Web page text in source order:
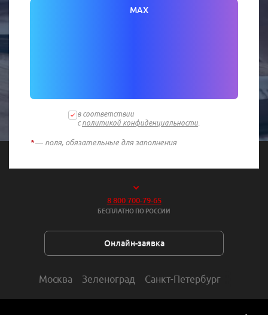
MAX
в соответствии
с политикой конфиденциальности
*— поля, обязательные для заполнения
8 800 700-79-65
БЕСПЛАТНО ПО РОССИИ
Онлайн-заявка
Москва Зеленоград Санкт-Петербург